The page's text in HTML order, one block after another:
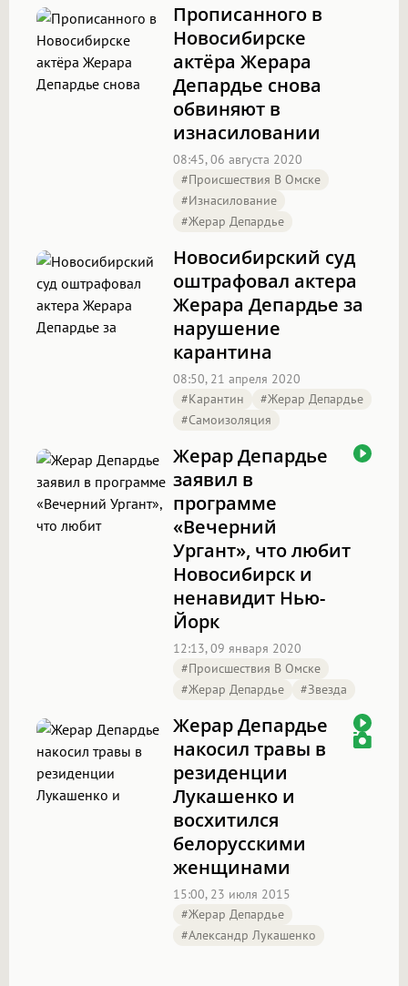
Прописанного в
Новосибирске
актёра Жерара
Депардье снова
обвиняют в
изнасиловании
08:45, 06 августа 2020
#Происшествия В Омске
#изнасилование
#Жерар Депардье
Новосибирский суд
оштрафовал актера
Жерара Депардье за
нарушение
карантина
08:50, 21 апреля 2020
#карантин
#Жерар Депардье
#самоизоляция
Жерар Депардье
заявил в
программе
«Вечерний
Ургант», что любит
Новосибирск и
ненавидит Нью-
Йорк
12:13, 09 января 2020
#Происшествия В Омске
#Жерар Депардье
#звезда
Жерар Депардье
накосил травы в
резиденции
Лукашенко и
восхитился
белорусскими
женщинами
15:00, 23 июля 2015
#Жерар Депардье
#Александр Лукашенко